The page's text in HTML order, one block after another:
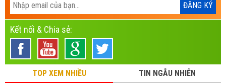
Kết nối & Chia sẻ:
TOP XEM NHIỀU
TIN NGẪU NHIÊN